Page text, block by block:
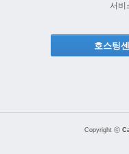
서비
호스팅
Copyright ⓒ